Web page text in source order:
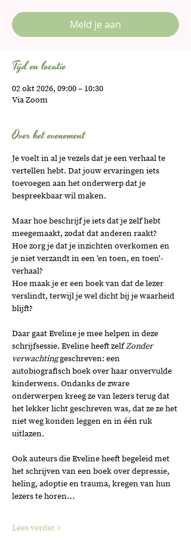
Meld je aan
Tijd en locatie
02 okt 2026, 09:00 – 10:30
Via Zoom
Over het evenement
Je voelt in al je vezels dat je een verhaal te
vertellen hebt. Dat jouw ervaringen iets
toevoegen aan het onderwerp dat je
bespreekbaar wil maken.
Maar hoe beschrijf je iets dat je zelf hebt
meegemaakt, zodat dat anderen raakt?
Hoe zorg je dat je inzichten overkomen en
je niet verzandt in een 'en toen, en toen'-
verhaal?
Hoe maak je er een boek van dat de lezer
verslindt, terwijl je wel dicht bij je waarheid
blijft?
Daar gaat Eveline je mee helpen in deze
schrijfsessie. Eveline heeft zelf Zonder
verwachting geschreven: een
autobiografisch boek over haar onvervulde
kinderwens. Ondanks de zware
onderwerpen kreeg ze van lezers terug dat
het lekker licht geschreven was, dat ze ze het
niet weg konden leggen en in één ruk
uitlazen.
Ook auteurs die Eveline heeft begeleid met
het schrijven van een boek over depressie,
heling, adoptie en trauma, kregen van hun
lezers te horen…
Lees verder >